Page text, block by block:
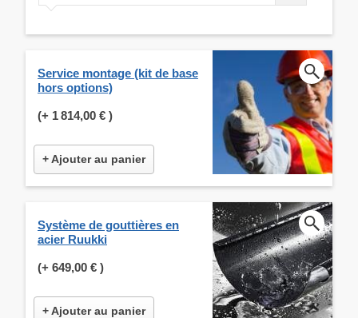
Service montage (kit de base
hors options)
(+ 1 814,00 € )
+ Ajouter au panier
Système de gouttières en
acier Ruukki
(+ 649,00 € )
+ Ajouter au panier